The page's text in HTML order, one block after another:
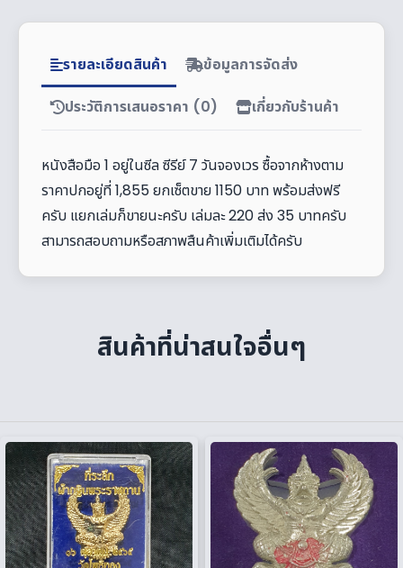
รายละเอียดสินค้า ข้อมูลการจัดส่ง
ประวัติการเสนอราคา (0) เกี่ยวกับร้านค้า
หนังสือมือ 1 อยู่ในซีล ซีรีย์ 7 วันจองเวร ซื้อจากห้างตาม
ราคาปกอยู่ที่ 1,855 ยกเซ็ตขาย 1150 บาท พร้อมส่งฟรี
ครับ แยกเล่มก็ขายนะครับ เล่มละ 220 ส่ง 35 บาทครับ
สามารถสอบถามหรือสภาพสืนค้าเพิ่มเติมได้ครับ
สินค้าที่น่าสนใจอื่นๆ